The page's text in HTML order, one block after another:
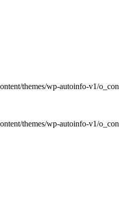
themes/wp-autoinfo-v1/
themes/wp-autoinfo-v1/